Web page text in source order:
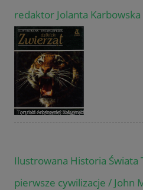
redaktor Jolanta Karbowska
Ilustrowana Historia Świata
pierwsze cywilizacje / John